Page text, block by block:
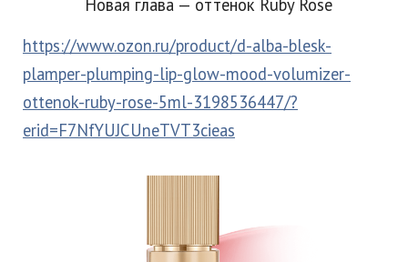
Новая глава — оттенок Ruby Rose
https://www.ozon.ru/product/d-alba-blesk-
plamper-plumping-lip-glow-mood-volumizer-
ottenok-ruby-rose-5ml-3198536447/?
erid=F7NfYUJCUneTVT3cieas